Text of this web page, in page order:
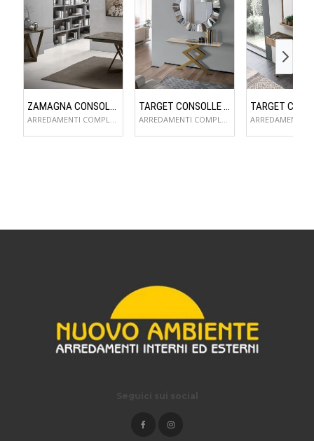
ZAMAGNA CONSOLLE FLAME
ARREDAMENTI COMPLEMENTI D'ARREDO
TARGET CONSOLLE CROSS
ARREDAMENTI COMPLEMENTI D'ARREDO